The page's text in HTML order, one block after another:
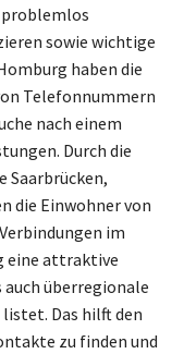
problemlos
sowie wichtige
haben die
Telefonnummern
nach einem
Durch die
Saarbrücken,
die Einwohner von
im
eine attraktive
auch überregionale
Das hilft den
zu finden und